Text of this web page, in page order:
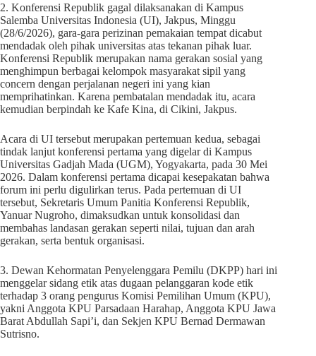
2. Konferensi Republik gagal dilaksanakan di Kampus
Salemba Universitas Indonesia (UI), Jakpus, Minggu
(28/6/2026), gara-gara perizinan pemakaian tempat dicabut
mendadak oleh pihak universitas atas tekanan pihak luar.
Konferensi Republik merupakan nama gerakan sosial yang
menghimpun berbagai kelompok masyarakat sipil yang
concern dengan perjalanan negeri ini yang kian
memprihatinkan. Karena pembatalan mendadak itu, acara
kemudian berpindah ke Kafe Kina, di Cikini, Jakpus.
Acara di UI tersebut merupakan pertemuan kedua, sebagai
tindak lanjut konferensi pertama yang digelar di Kampus
Universitas Gadjah Mada (UGM), Yogyakarta, pada 30 Mei
2026. Dalam konferensi pertama dicapai kesepakatan bahwa
forum ini perlu digulirkan terus. Pada pertemuan di UI
tersebut, Sekretaris Umum Panitia Konferensi Republik,
Yanuar Nugroho, dimaksudkan untuk konsolidasi dan
membahas landasan gerakan seperti nilai, tujuan dan arah
gerakan, serta bentuk organisasi.
3. Dewan Kehormatan Penyelenggara Pemilu (DKPP) hari ini
menggelar sidang etik atas dugaan pelanggaran kode etik
terhadap 3 orang pengurus Komisi Pemilihan Umum (KPU),
yakni Anggota KPU Parsadaan Harahap, Anggota KPU Jawa
Barat Abdullah Sapi’i, dan Sekjen KPU Bernad Dermawan
Sutrisno.